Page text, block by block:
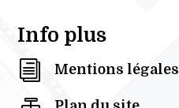
Info plus
i Mentions légales